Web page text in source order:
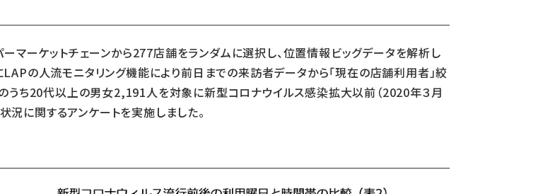
ーマーケットチェーンから277店舗をランダムに選択し、位置情報ビッグデータを解析し
の人流モニタリング機能により前日までの来訪者データから「現在の店舗利用者」絞
うち20代以上の男女2,191人を対象に新型コロナウイルス感染拡大以前（2020年３月
に関するアンケートを実施しました。